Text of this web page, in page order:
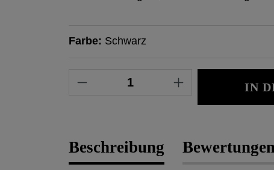
Farbe: Schwarz
Produkt Anzahl: Gib den
IN
Beschreibung